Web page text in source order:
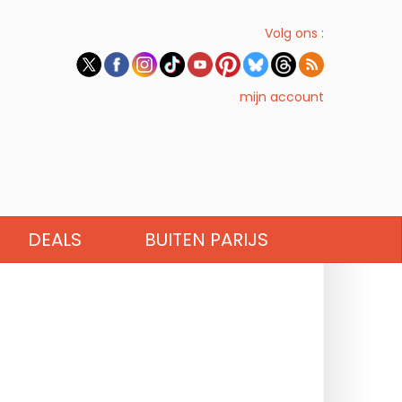
Volg ons :
mijn account
DEALS BUITEN PARIJS